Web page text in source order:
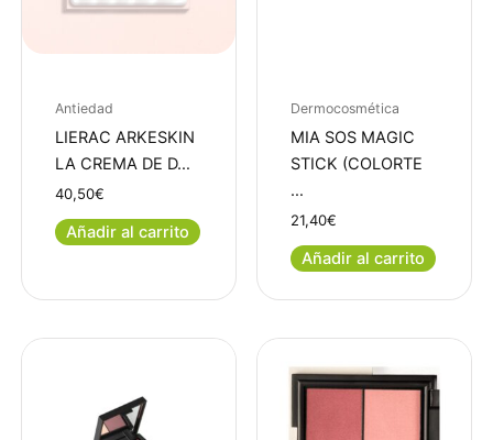
Antiedad
LIERAC ARKESKIN
LA CREMA DE D…
40,50€
Añadir al carrito
Dermocosmética
MIA SOS MAGIC
STICK (COLORTE
…
21,40€
Añadir al carrito